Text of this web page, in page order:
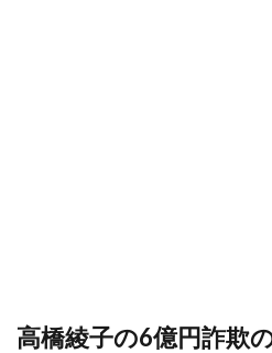
高橋綾子の6億円詐欺